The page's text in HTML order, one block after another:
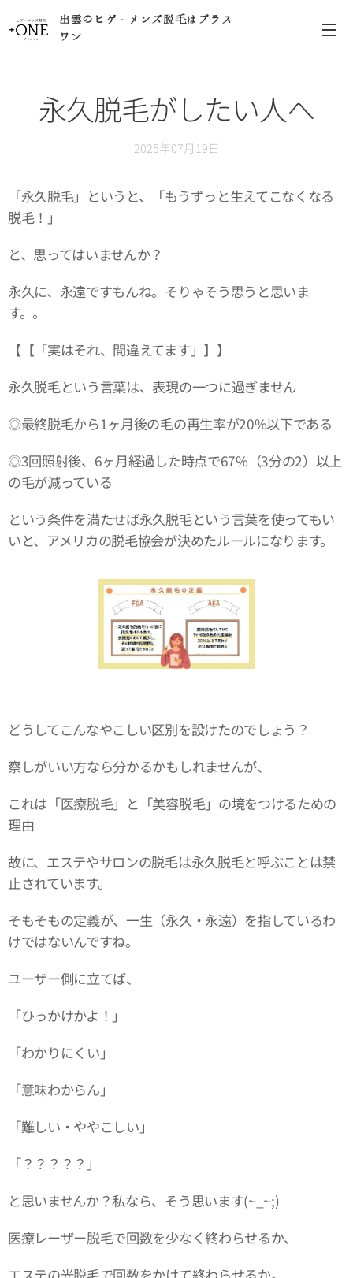
出雲のヒゲ・メンズ脱毛はプラス
ワン
永久脱毛がしたい人へ
2025年07月19日
「永久脱毛」というと、「もうずっと生えてこなくなる
脱毛！」
と、思ってはいませんか？
永久に、永遠ですもんね。そりゃそう思うと思いま
す。。
【【「実はそれ、間違えてます」】】
永久脱毛という言葉は、表現の一つに過ぎません
◎最終脱毛から1ヶ月後の毛の再生率が20%以下である
◎3回照射後、6ヶ月経過した時点で67%（3分の2）以上
の毛が減っている
という条件を満たせば永久脱毛という言葉を使ってもい
いと、アメリカの脱毛協会が決めたルールになります。
どうしてこんなやこしい区別を設けたのでしょう？
察しがいい方なら分かるかもしれませんが、
これは「医療脱毛」と「美容脱毛」の境をつけるための
理由
故に、エステやサロンの脱毛は永久脱毛と呼ぶことは禁
止されています。
そもそもの定義が、一生（永久・永遠）を指しているわ
けではないんですね。
ユーザー側に立てば、
「ひっかけかよ！」
「わかりにくい」
「意味わからん」
「難しい・ややこしい」
「？？？？？」
と思いませんか？私なら、そう思います(~_~;)
医療レーザー脱毛で回数を少なく終わらせるか、